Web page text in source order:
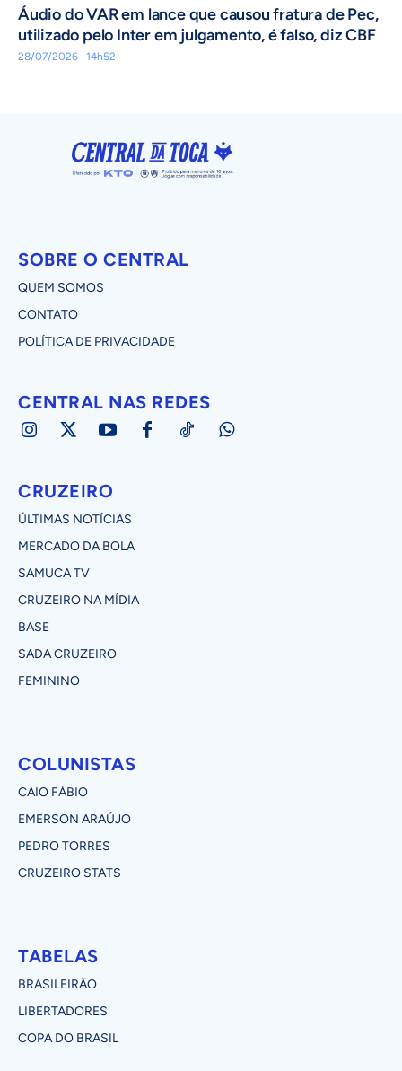
Áudio do VAR em lance que causou fratura de Pec,
utilizado pelo Inter em julgamento, é falso, diz CBF
28/07/2026 · 14h52
SOBRE O CENTRAL
QUEM SOMOS
CONTATO
POLÍTICA DE PRIVACIDADE
CENTRAL NAS REDES
CRUZEIRO
ÚLTIMAS NOTÍCIAS
MERCADO DA BOLA
SAMUCA TV
CRUZEIRO NA MÍDIA
BASE
SADA CRUZEIRO
FEMININO
COLUNISTAS
CAIO FÁBIO
EMERSON ARAÚJO
PEDRO TORRES
CRUZEIRO STATS
TABELAS
BRASILEIRÃO
LIBERTADORES
COPA DO BRASIL